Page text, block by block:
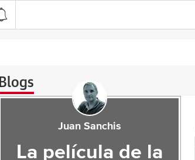
Blogs
Juan Sanchis
La película de la